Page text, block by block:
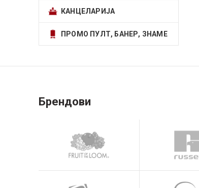
КАНЦЕЛАРИЈА
ПРОМО ПУЛТ, БАНЕР, ЗНАМЕ
Брендови